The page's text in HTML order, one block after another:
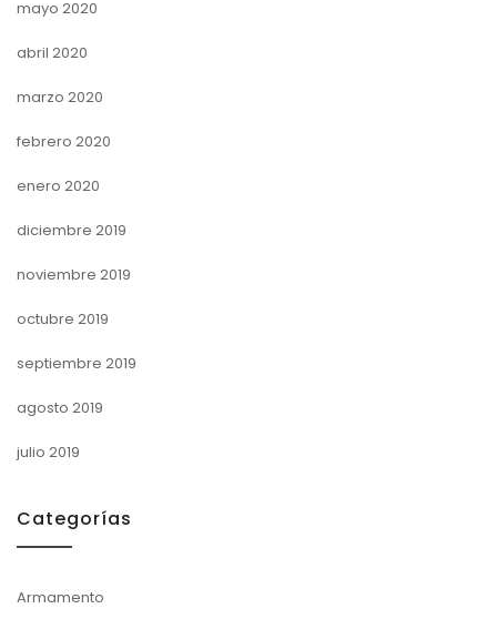
mayo 2020
abril 2020
marzo 2020
febrero 2020
enero 2020
diciembre 2019
noviembre 2019
octubre 2019
septiembre 2019
agosto 2019
julio 2019
Categorías
Armamento